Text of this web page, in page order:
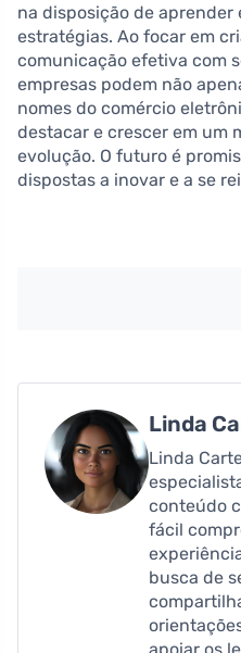
na disposição de aprender
estratégias. Ao focar em
comunicação efetiva com
empresas podem não
nomes do comércio
destacar e crescer em um
evolução. O futuro é
dispostas a inovar e a se
Linda
Linda
conteúdo
fácil
busca de